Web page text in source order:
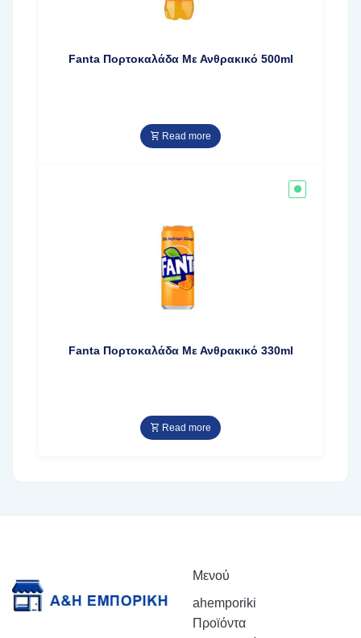
Fanta Πορτοκαλάδα Με Ανθρακικό 500ml
Read more
Fanta Πορτοκαλάδα Με Ανθρακικό 330ml
Read more
Μενού
ahemporiki
Προϊόντα